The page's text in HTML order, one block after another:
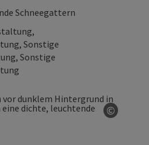
Schneegattern
Sonstige
Sonstige
©